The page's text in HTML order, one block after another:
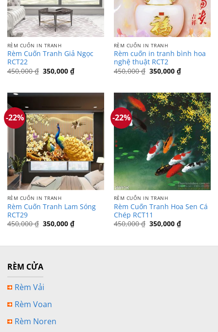
RÈM CUỐN IN TRANH
Rèm Cuốn Tranh Giả Ngọc
RCT22
450,000₫ Giá
gốc
350,000 ₫Giá
hiện
350,000 ₫.
RÈM CUỐN IN TRANH
Rèm cuốn in tranh bình hoa
nghệ thuật RCT2
450,000₫ Giá
gốc
350,000 ₫Giá
hiện
350,000 ₫.
-22%
RÈM CUỐN IN TRANH
Rèm Cuốn Tranh Lam Sóng
RCT29
450,000₫ Giá
350,000 ₫Giá
hiện
350,000 ₫.
-22%
RÈM CUỐN IN TRANH
Rèm Cuốn Tranh Hoa Sen Cá
Chép RCT11
450,000₫ Giá
350,000 ₫Giá
hiện
350,000 ₫.
RÈM CỬA
Rèm Vải
Rèm Voan
Rèm Noren